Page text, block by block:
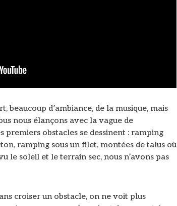
beaucoup d’ambiance, de la musique, mais
nous élançons avec la vague de
premiers obstacles se dessinent : ramping
ramping sous un filet, montées de talus où
le soleil et le terrain sec, nous n’avons pas
croiser un obstacle, on ne voit plus